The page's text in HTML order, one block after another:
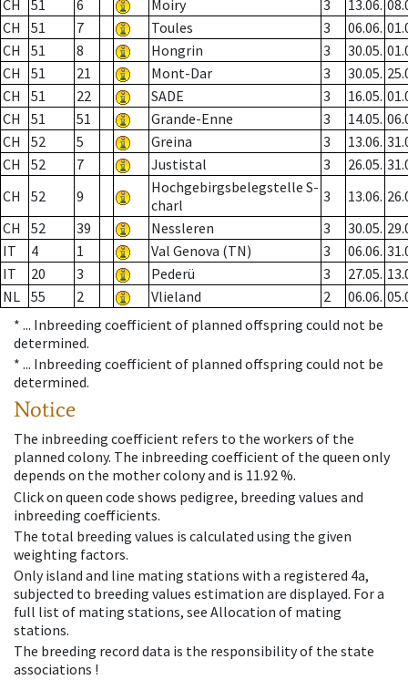
CH 51 6 Moiry 3 13.06.
CH
51 7 Toules 3 06.06.
CH
51 8 Hongrin 3 30.05.
CH
51 21 Mont-Dar 3 30.05.
CH
51 22 SADE 3 16.05.
CH
51 51 Grande-Enne 3 14.05.
CH
52 5 Greina 3 13.06.
CH
52 7 Justistal 3 26.05.
CH
52 9
Hochgebirgsbelegstelle S-
charl
3 13.06.
CH
52 39 Nessleren 3 30.05.
IT
4 1 Val Genova (TN) 3 06.06.
IT
20 3 Pederü 3 27.05.
NL 55 2 Vlieland 2 06.06.
* ... Inbreeding coefficient of planned offspring could not be
determined.
* ... Inbreeding coefficient of planned offspring could not be
determined.
Notice
The inbreeding coefficient refers to the workers of the
planned colony. The inbreeding coefficient of the queen only
depends on the mother colony and is 11.92 %.
Click on queen code shows pedigree, breeding values and
inbreeding coefficients.
The total breeding values is calculated using the given
weighting factors.
Only island and line mating stations with a registered 4a,
subjected to breeding values estimation are displayed. For a
full list of mating stations, see Allocation of mating
stations.
The breeding record data is the responsibility of the state
associations !